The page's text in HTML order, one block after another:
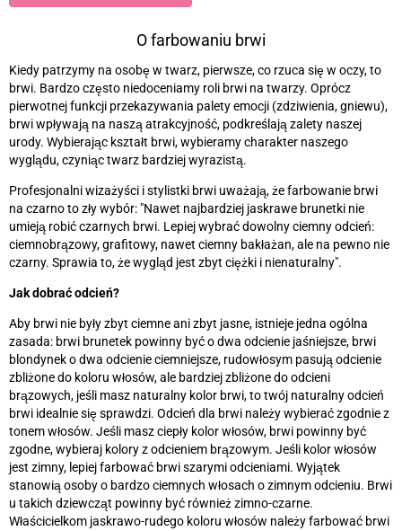
O farbowaniu brwi
Kiedy patrzymy na osobę w twarz, pierwsze, co rzuca się w oczy, to
brwi. Bardzo często niedoceniamy roli brwi na twarzy. Oprócz
pierwotnej funkcji przekazywania palety emocji (zdziwienia, gniewu),
brwi wpływają na naszą atrakcyjność, podkreślają zalety naszej
urody. Wybierając kształt brwi, wybieramy charakter naszego
wyglądu, czyniąc twarz bardziej wyrazistą.
Profesjonalni wizażyści i stylistki brwi uważają, że farbowanie brwi
na czarno to zły wybór: "Nawet najbardziej jaskrawe brunetki nie
umieją robić czarnych brwi. Lepiej wybrać dowolny ciemny odcień:
ciemnobrązowy, grafitowy, nawet ciemny bakłażan, ale na pewno nie
czarny. Sprawia to, że wygląd jest zbyt ciężki i nienaturalny".
Jak dobrać odcień?
Aby brwi nie były zbyt ciemne ani zbyt jasne, istnieje jedna ogólna
zasada: brwi brunetek powinny być o dwa odcienie jaśniejsze, brwi
blondynek o dwa odcienie ciemniejsze, rudowłosym pasują odcienie
zbliżone do koloru włosów, ale bardziej zbliżone do odcieni
brązowych, jeśli masz naturalny kolor brwi, to twój naturalny odcień
brwi idealnie się sprawdzi. Odcień dla brwi należy wybierać zgodnie z
tonem włosów. Jeśli masz ciepły kolor włosów, brwi powinny być
zgodne, wybieraj kolory z odcieniem brązowym. Jeśli kolor włosów
jest zimny, lepiej farbować brwi szarymi odcieniami. Wyjątek
stanowią osoby o bardzo ciemnych włosach o zimnym odcieniu. Brwi
u takich dziewcząt powinny być również zimno-czarne.
Właścicielkom jaskrawo-rudego koloru włosów należy farbować brwi